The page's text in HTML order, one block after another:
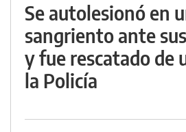
Se autolesionó en
sangriento ante
y fue rescatado de
la Policía